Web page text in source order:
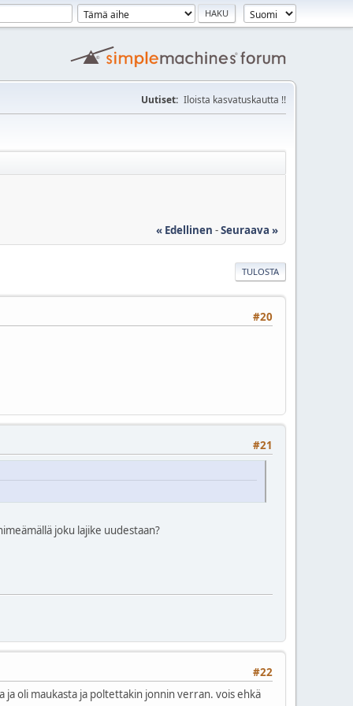
Uutiset: Iloista kasvatuskautta !!
« Edellinen -Seuraava »
TULOSTA
#20
#21
joku lajike uudestaan?
#22
ja oli maukasta ja poltettakin jonnin verran. vois ehkä